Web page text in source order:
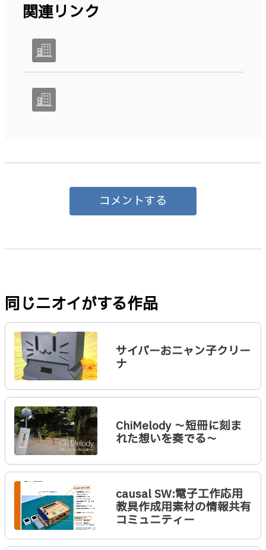
関連リンク
コメントする
同じニオイがする作品
サイバーおニャン子クリー
ナ
ChiMelody 〜短冊に刻ま
れた想いを奏でる〜
causal SW:電子工作応用
教具作成用素材の情報共有
コミュニティー